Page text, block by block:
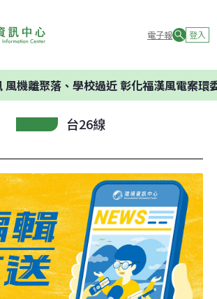
電子報 登入
離聚落、學校過近 彰化福漢風電案環委建
台26線